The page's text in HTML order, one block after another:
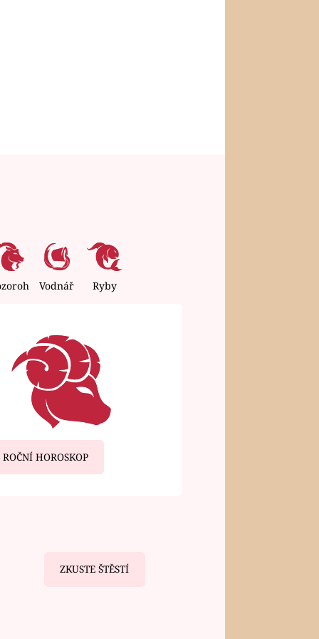
Vodnář Ryby
ROČNÍ HOROSKOP
ZKUSTE ŠTĚSTÍ